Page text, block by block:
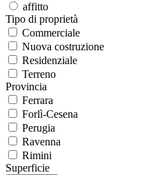
affitto
Tipo di proprietà
Commerciale
Nuova costruzione
Residenziale
Terreno
Provincia
Ferrara
Forlì-Cesena
Perugia
Ravenna
Rimini
Superficie